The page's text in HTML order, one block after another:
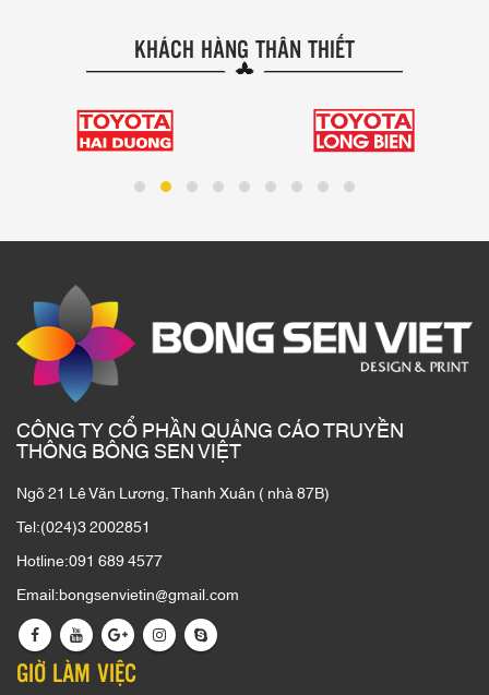
KHÁCH HÀNG THÂN THIẾT
CÔNG TY CỔ PHẦN QUẢNG CÁO TRUYỀN
THÔNG BÔNG SEN VIỆT
Ngõ 21 Lê Văn Lương, Thanh Xuân ( nhà 87B)
Tel:(024)3 2002851
Hotline:091 689 4577
Email:bongsenvietin@gmail.com
GIỜ LÀM VIỆC